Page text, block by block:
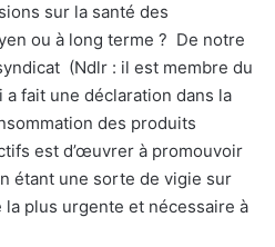
sur la santé des
ou à long terme ? De notre
(Ndlr : il est membre du
fait une déclaration dans la
des produits
est d’œuvrer à promouvoir
étant une sorte de vigie sur
la plus urgente et nécessaire à